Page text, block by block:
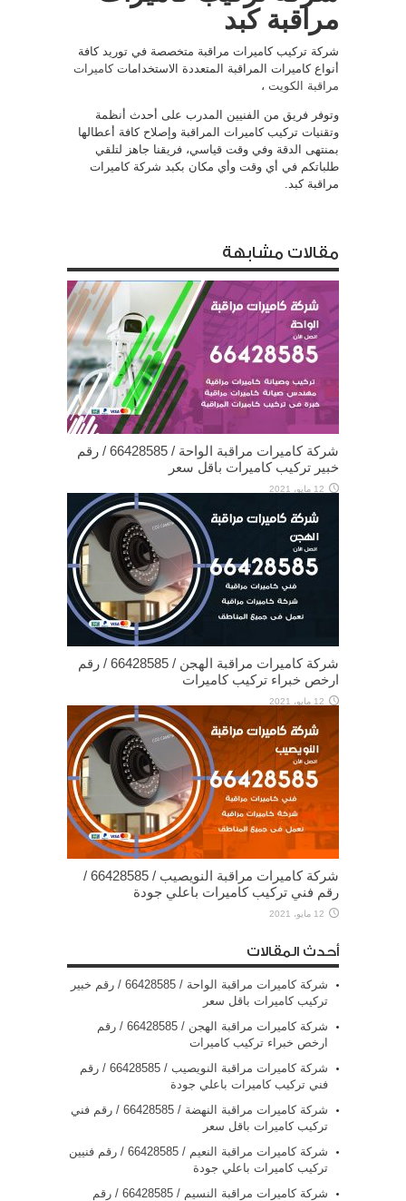
مراقبة كبد
شركة تركيب كاميرات مراقبة متخصصة في توريد كافة
أنواع كاميرات المراقبة المتعددة الاستخداماتكاميرات
مراقبة الكويت ،
وتوفر فريق من الفنيين المدرب على أحدث أنظمة
وتقنيات تركيب كاميرات المراقبة وإصلاح كافة أعطالها
بمنتهى الدقة وفي وقت قياسي، فريقنا جاهز لتلقي
طلباتكم في أي وقت وأي مكان بكبد شركة كاميرات
مراقبة كبد.
مقالات مشابهة
شركة كاميرات مراقبة الواحة / 66428585 / رقم
خبير تركيب كاميرات باقل سعر
12 مايو، 2021
شركة كاميرات مراقبة الهجن / 66428585 / رقم
ارخص خبراء تركيب كاميرات
12 مايو، 2021
شركة كاميرات مراقبة النويصيب / 66428585 /
رقم فني تركيب كاميرات باعلي جودة
12 مايو، 2021
أحدث المقالات
شركة كاميرات مراقبة الواحة / 66428585 / رقم خبير
تركيب كاميرات باقل سعر
شركة كاميرات مراقبة الهجن / 66428585 / رقم
ارخص خبراء تركيب كاميرات
شركة كاميرات مراقبة النويصيب / 66428585 / رقم
فني تركيب كاميرات باعلي جودة
شركة كاميرات مراقبة النهضة / 66428585 / رقم فني
تركيب كاميرات باقل سعر
شركة كاميرات مراقبة النعيم / 66428585 / رقم فنيين
تركيب كاميرات باعلي جودة
شركة كاميرات مراقبة النسيم / 66428585 / رقم